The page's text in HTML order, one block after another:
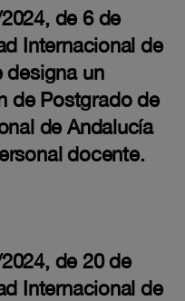
de 6 de
Internacional de
designa un
de Postgrado de
de Andalucía
docente.
de 20 de
Internacional de